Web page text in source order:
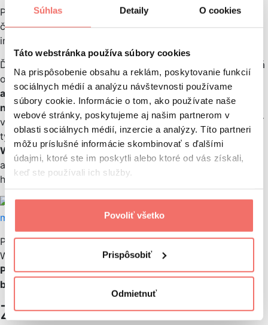
Súhlas Detaily O cookies
Táto webstránka používa súbory cookies
Na prispôsobenie obsahu a reklám, poskytovanie funkcií
sociálnych médií a analýzu návštevnosti používame
súbory cookie. Informácie o tom, ako používate naše
webové stránky, poskytujeme aj našim partnerom v
oblasti sociálnych médií, inzercie a analýzy. Títo partneri
môžu príslušné informácie skombinovať s ďalšími
údajmi, ktoré ste im poskytli alebo ktoré od vás získali,
keď ste používali ich služby.
Povoliť všetko
Prispôsobiť
Odmietnuť
Po dokončení tohto všetkéhoWordPress skontroluje
či sú nastavenia správne a či sú zadané všetky potrebné
informácie.
Ďalšia vec, ktorú budete musieť urobiť, keď sa objaví nová
obrazovka, jevyplniť všetky informácie o vašom
administratívnom používateľskom mene a názve vašej
novej stránky. Navyše máte možnosť určiť, či chcete, aby
vyhľadávače indexovali vašu stránku, alebo nie. Po zadaní
týchto informácií kliknite natlačidlo „Inštalovať
WordPress“. Je dôležité uviesť skutočnú e-mailovú
adresu. Môžete ju použiť neskôr, ak náhodou zabudnete
heslo.
Po dokončení týchto krokov sa vaša nová aplikácia
WordPress úplne a úspešne nainštaluje.
Prihlásiťsa môžetedostať do svojho administratívneho
backendu
Záver